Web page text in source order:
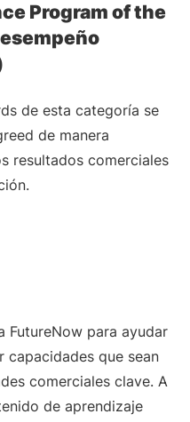
Program of the
de esta categoría se
de manera
resultados comerciales
FutureNow para ayudar
capacidades que sean
comerciales clave. A
de aprendizaje